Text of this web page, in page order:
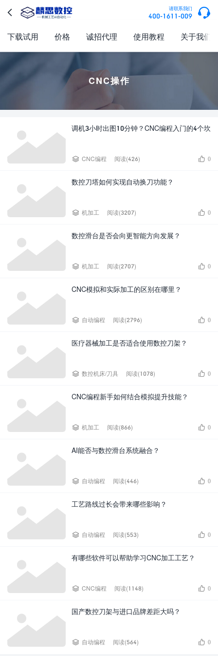
 请联系我们
400-1611-009 
下载试用 价格 诚招代理 使用教程 关于我们
CNC操作
调机3小时出图10分钟？CNC编程入门的4个坎
 CNC编程 阅读(426)  0
数控刀塔如何实现自动换刀功能？
 机加工 阅读(3207)  0
数控滑台是否会向更智能方向发展？
 机加工 阅读(2707)  0
CNC模拟和实际加工的区别在哪里？
 自动编程 阅读(2796)  0
医疗器械加工是否适合使用数控刀架？
 数控机床/刀具 阅读(1078)  0
CNC编程新手如何结合模拟提升技能？
 机加工 阅读(866)  0
AI能否与数控滑台系统融合？
 自动编程 阅读(446)  0
工艺路线过长会带来哪些影响？
 自动编程 阅读(553)  0
有哪些软件可以帮助学习CNC加工工艺？
 CNC编程 阅读(1148)  0
国产数控刀架与进口品牌差距大吗？
 自动编程 阅读(564)  0